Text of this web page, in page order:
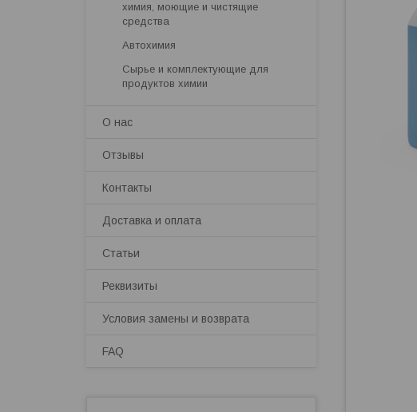
химия, моющие и чистящие
средства
Автохимия
Сырье и комплектующие для
продуктов химии
О нас
Отзывы
Контакты
Доставка и оплата
Статьи
Реквизиты
Условия замены и возврата
FAQ